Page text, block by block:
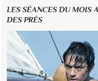
LES SÉANCES DU MOIS
DES PRÉS